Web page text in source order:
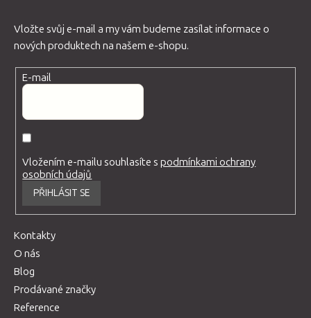
Vložte svůj e-mail a my vám budeme zasílat informace o
nových produktech na našem e-shopu.
E-mail
Vložením e-mailu souhlasíte spodmínkami ochrany
osobních údajů
PŘIHLÁSIT SE
Kontakty
O nás
Blog
Prodávané značky
Reference